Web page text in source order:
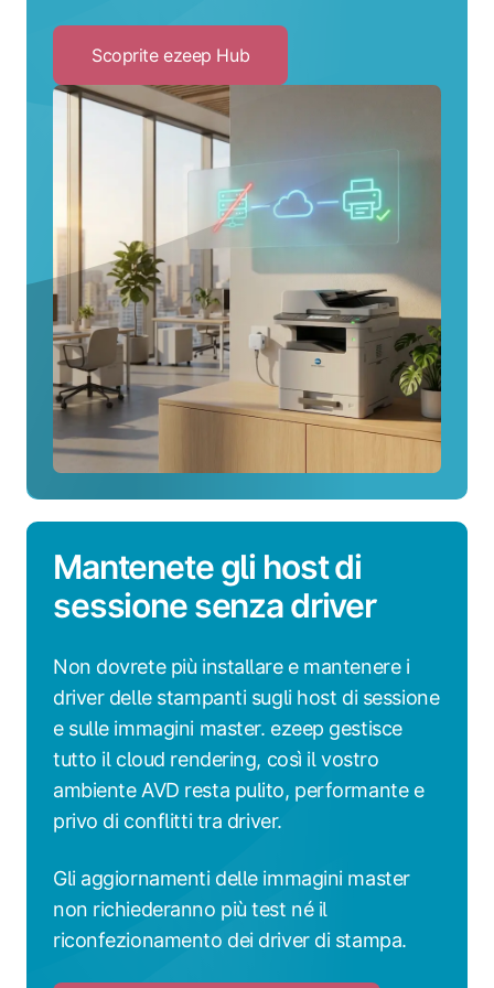
Scoprite ezeep Hub
to
Hub
Mantenete gli host di
sessione senza driver
Non dovrete più installare e mantenere i
driver delle stampanti sugli host di sessione
e sulle immagini master. ezeep gestisce
tutto il cloud rendering, così il vostro
ambiente AVD resta pulito, performante e
privo di conflitti tra driver.
Gli aggiornamenti delle immagini master
non richiederanno più test né il
riconfezionamento dei driver di stampa.